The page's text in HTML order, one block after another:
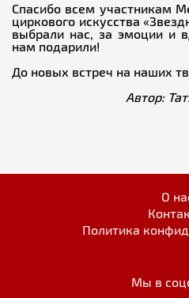
Спасибо всем участникам
циркового искусства
выбрали нас, за эмоции и
нам подарили!
До новых встреч на наших
Автор:
О
Политика
Мы в